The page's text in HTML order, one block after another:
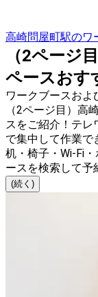
高崎問屋町駅のワ
（2ページ
ペースおす
ワークブースおよ
（2ページ目）高
スをご紹介！テレ
で集中して作業で
机・椅子・Wi-Fi
ースを検索して予
(続く)